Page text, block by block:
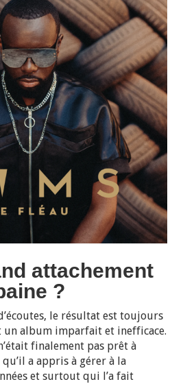
attachement
?
le résultat est toujours
un album imparfait et inefficace.
finalement pas prêt à
a appris à gérer à la
et surtout qui l’a fait